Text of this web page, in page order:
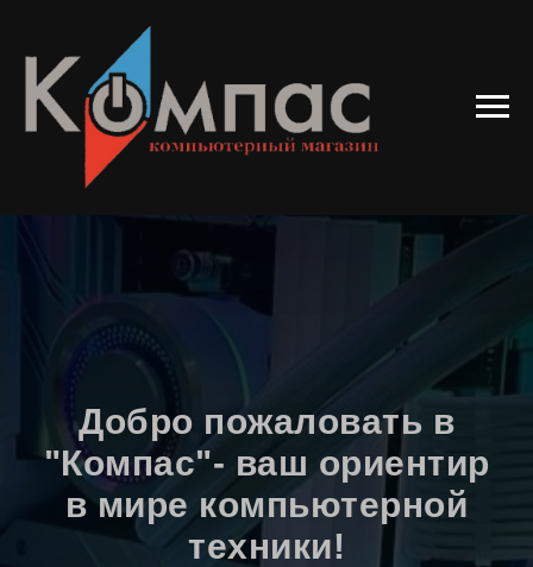
Добро пожаловать в
"Компас"- ваш ориентир
в мире компьютерной
техники!